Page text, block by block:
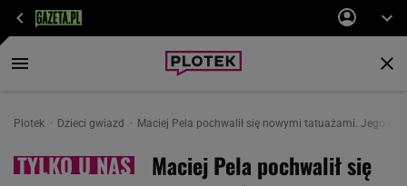
Plotek Dzieci gwiazd Maciej Pela pochwalił się nowymi tatuażami. Jego
Maciej Pela pochwalił się